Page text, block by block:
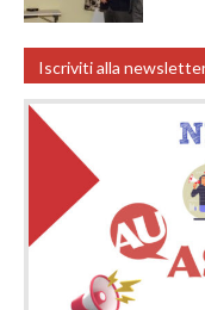
Iscriviti alla